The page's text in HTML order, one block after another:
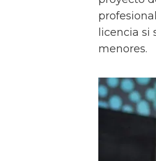
licencia
menores.